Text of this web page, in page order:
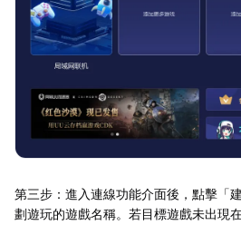
第三步：進入連線功能介面後，點擊「
劃遊玩的遊戲名稱。若目標遊戲未出現